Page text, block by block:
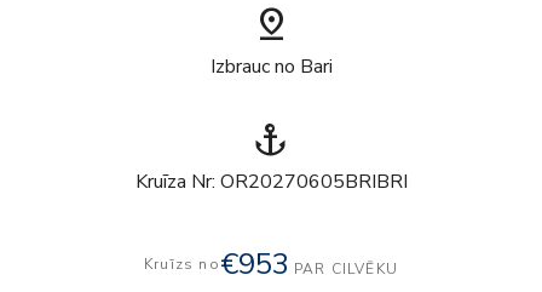
pin_drop
Izbrauc no Bari
anchor
Kruīza Nr: OR20270605BRIBRI
Kruīzs no€953 PAR CILVĒKU